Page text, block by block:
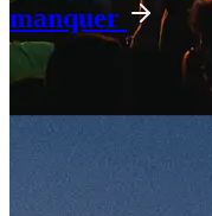
manquer